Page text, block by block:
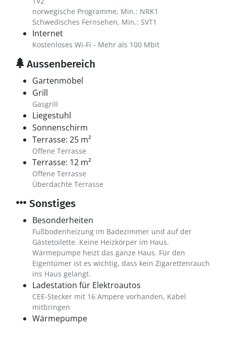
norwegische Programme, Min.: NRK1
Schwedisches Fernsehen, Min.: SVT1
Internet
Kostenloses Wi-Fi - Mehr als 100 Mbit
Aussenbereich
Gartenmöbel
Grill
Gasgrill
Liegestuhl
Sonnenschirm
Terrasse: 25 m²
Offene Terrasse
Terrasse: 12 m²
Offene Terrasse
Überdachte Terrasse
Sonstiges
Besonderheiten
Fußbodenheizung im Badezimmer und auf der
Gästetoilette. Keine Heizkörper im Haus.
Wärmepumpe heizt das ganze Haus. Für den
Eigentümer ist es wichtig, dass kein Zigarettenrauch
ins Haus gelangt.
Ladestation für Elektroautos
CEE-Stecker mit 16 Ampere vorhanden, Kabel
mitbringen
Wärmepumpe